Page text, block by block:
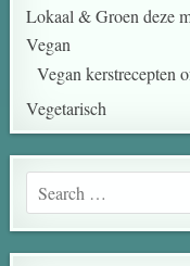
Lokaal & Groen deze
Vegan
Vegan kerstrecepten
Vegetarisch
Search for: